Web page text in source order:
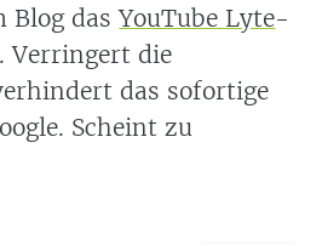
Blog dasYouTube Lyte-
Verringert die
das sofortige
Scheint zu